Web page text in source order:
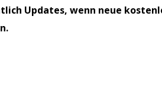
Updates, wenn neue